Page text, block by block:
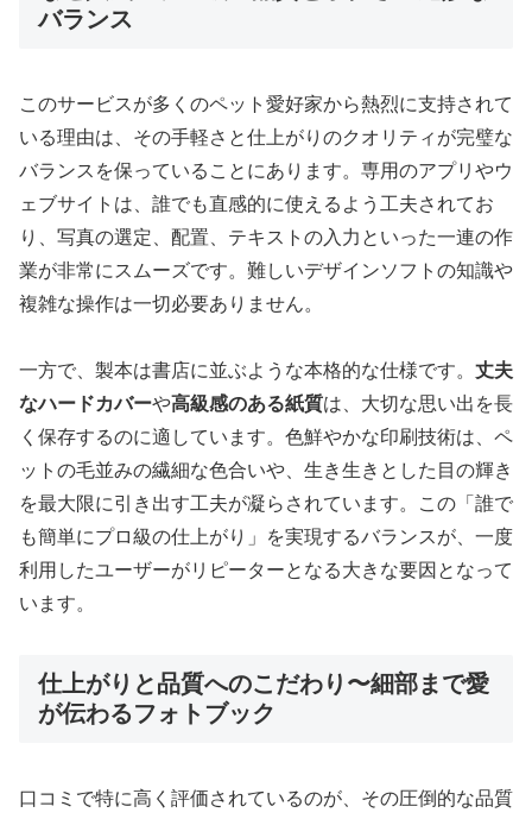
バランス
このサービスが多くのペット愛好家から熱烈に支持されて
いる理由は、その手軽さと仕上がりのクオリティが完璧な
バランスを保っていることにあります。専用のアプリやウ
ェブサイトは、誰でも直感的に使えるよう工夫されてお
り、写真の選定、配置、テキストの入力といった一連の作
業が非常にスムーズです。難しいデザインソフトの知識や
複雑な操作は一切必要ありません。
一方で、製本は書店に並ぶような本格的な仕様です。 丈夫
なハードカバーや高級感のある紙質は、大切な思い出を長
く保存するのに適しています。色鮮やかな印刷技術は、ペ
ットの毛並みの繊細な色合いや、生き生きとした目の輝き
を最大限に引き出す工夫が凝らされています。この「誰で
も簡単にプロ級の仕上がり」を実現するバランスが、一度
利用したユーザーがリピーターとなる大きな要因となって
います。
仕上がりと品質へのこだわり〜細部まで愛
が伝わるフォトブック
口コミで特に高く評価されているのが、その圧倒的な品質